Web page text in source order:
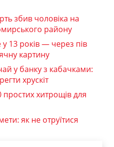
збив чоловіка на
району
13 років — через пів
картину
у банку з кабачками:
хрускіт
хитрощів для
як не отруїтися